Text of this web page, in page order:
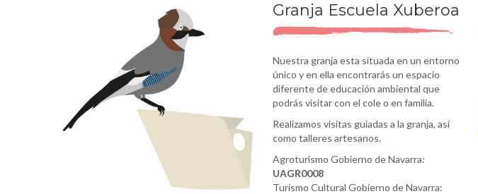
Granja Escuela Xuberoa
Nuestra granja esta situada en un entorno
único y en ella encontrarás un espacio
diferente de educación ambiental que
podrás visitar con el cole o en familia.
Realizamos visitas guiadas a la granja, así
como talleres artesanos.
Agroturismo Gobierno de Navarra:
UAGR0008
Turismo Cultural Gobierno de Navarra: